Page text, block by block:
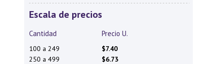
Escala de precios
Cantidad Precio U.
100 a 249
$7.40
250 a 499
$6.73